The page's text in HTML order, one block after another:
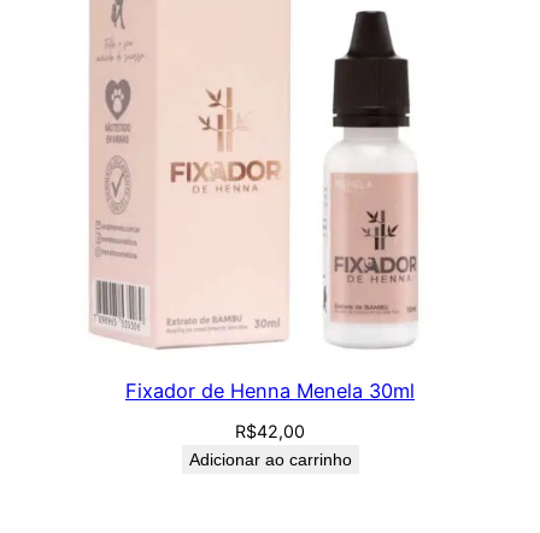
Fixador de Henna Menela 30ml
R$42,00
Adicionar ao carrinho